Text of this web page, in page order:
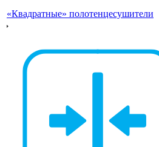
«Квадратные» полотенцесушители